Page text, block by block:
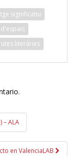
significatiu
literàries
– ALA
en ValenciaLAB